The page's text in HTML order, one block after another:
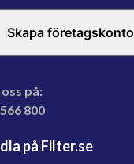
Skapa företagskonto
oss på:
800
på Filter.se